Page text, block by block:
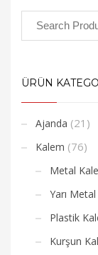
ÜRÜN
Ajanda (21)
Kalem (76)
Metal
Yarı
Plastik
Kurşun